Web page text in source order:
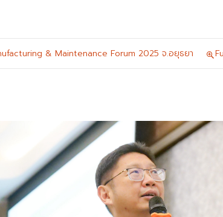
& Maintenance Forum 2025 จ.อยุธยา